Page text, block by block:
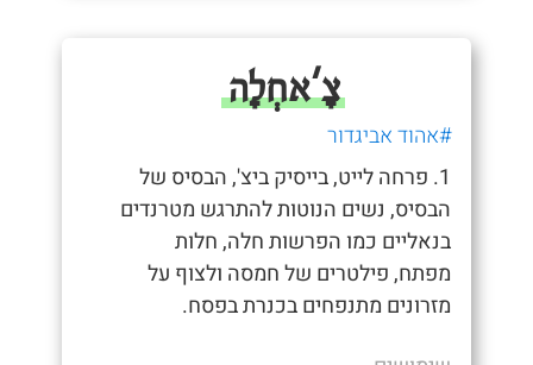
צָ'אחְלָה
#אהוד אביגדור
1. פרחה לייט, בייסיק ביצ', הבסיס של
הבסיס, נשים הנוטות להתרגש מטרנדים
בנאליים כמו הפרשות חלה, חלות
מפתח, פילטרים של חמסה ולצוף על
מזרונים מתנפחים בכנרת בפסח.